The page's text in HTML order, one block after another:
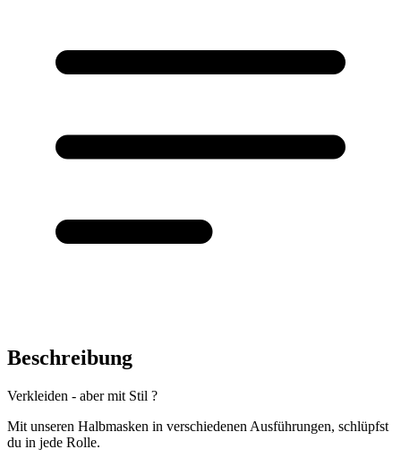
Beschreibung
Verkleiden - aber mit Stil ?
Mit unseren Halbmasken in verschiedenen Ausführungen, schlüpfst
du in jede Rolle.